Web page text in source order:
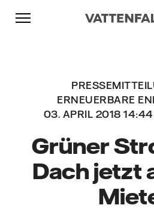
Überspringen
Zurück zur Hauptnavigation
Gehe zur Fußzeile
ERNEUERBARE
03. APRIL 2018 14:44
Grüner
Dach jetzt
Zurück zur Hauptnavigation